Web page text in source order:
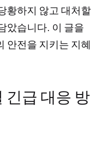
황하지 않고 대처할
았습니다. 이 글을
안전을 지키는 지혜
긴급 대응 방